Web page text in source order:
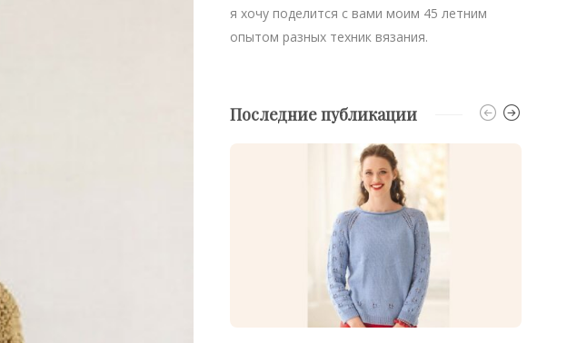
я хочу поделится с вами моим 45 летним
опытом разных техник вязания.
Последние публикации